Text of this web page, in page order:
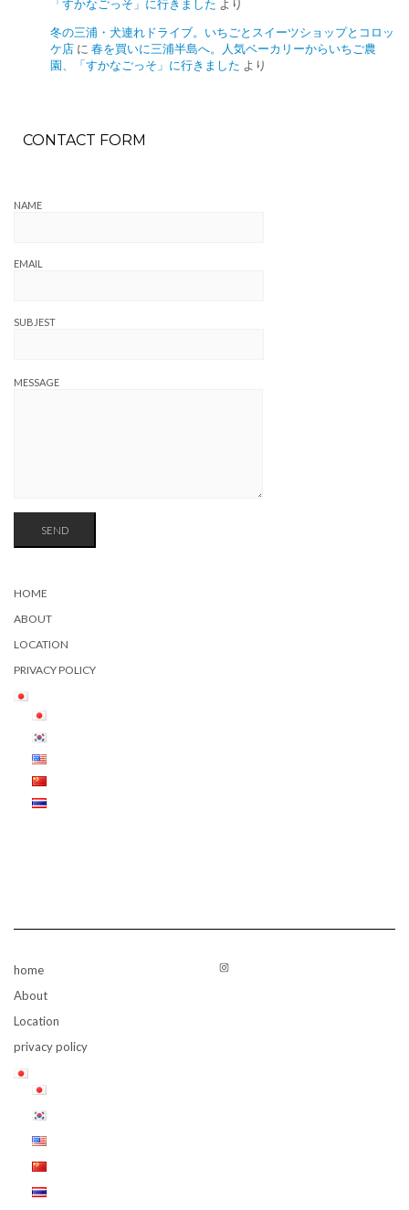
「すかなごっそ」に行きました より
冬の三浦・犬連れドライブ。いちごとスイーツショップとコロッ
ケ店 に 春を買いに三浦半島へ。人気ベーカリーからいちご農
園、「すかなごっそ」に行きました より
CONTACT FORM
NAME
EMAIL
SUBJEST
MESSAGE
HOME
ABOUT
LOCATION
PRIVACY POLICY
home
About
Location
privacy policy
Instagram